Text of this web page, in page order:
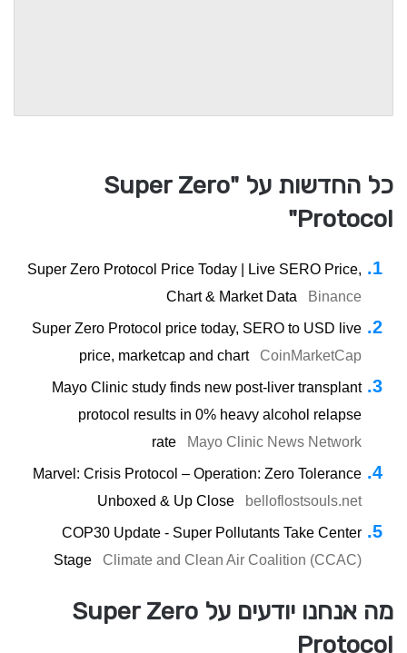
כל החדשות על "Super Zero
Protocol"
Super Zero Protocol Price Today | Live SERO Price,
Chart & Market Data
Binance
Super Zero Protocol price today, SERO to USD live
price, marketcap and chart
CoinMarketCap
Mayo Clinic study finds new post-liver transplant
protocol results in 0% heavy alcohol relapse
rate
Mayo Clinic News Network
Marvel: Crisis Protocol – Operation: Zero Tolerance
Unboxed & Up Close
belloflostsouls.net
COP30 Update - Super Pollutants Take Center
Stage
Climate and Clean Air Coalition (CCAC)
מה אנחנו יודעים על Super Zero
Protocol